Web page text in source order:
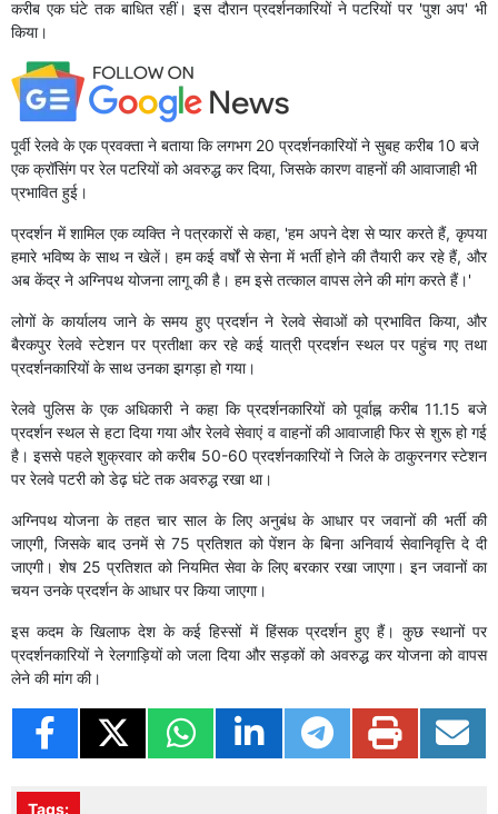
करीब एक घंटे तक बाधित रहीं। इस दौरान प्रदर्शनकारियों ने पटरियों पर 'पुश अप' भी
किया।
पूर्वी रेलवे के एक प्रवक्ता ने बताया कि लगभग 20 प्रदर्शनकारियों ने सुबह करीब 10 बजे
एक क्रॉसिंग पर रेल पटरियों को अवरुद्ध कर दिया, जिसके कारण वाहनों की आवाजाही भी
प्रभावित हुई।
प्रदर्शन में शामिल एक व्यक्ति ने पत्रकारों से कहा, 'हम अपने देश से प्यार करते हैं, कृपया
हमारे भविष्य के साथ न खेलें। हम कई वर्षों से सेना में भर्ती होने की तैयारी कर रहे हैं, और
अब केंद्र ने अग्निपथ योजना लागू की है। हम इसे तत्काल वापस लेने की मांग करते हैं।'
लोगों के कार्यालय जाने के समय हुए प्रदर्शन ने रेलवे सेवाओं को प्रभावित किया, और
बैरकपुर रेलवे स्टेशन पर प्रतीक्षा कर रहे कई यात्री प्रदर्शन स्थल पर पहुंच गए तथा
प्रदर्शनकारियों के साथ उनका झगड़ा हो गया।
रेलवे पुलिस के एक अधिकारी ने कहा कि प्रदर्शनकारियों को पूर्वाह्न करीब 11.15 बजे
प्रदर्शन स्थल से हटा दिया गया और रेलवे सेवाएं व वाहनों की आवाजाही फिर से शुरू हो गई
है। इससे पहले शुक्रवार को करीब 50-60 प्रदर्शनकारियों ने जिले के ठाकुरनगर स्टेशन
पर रेलवे पटरी को डेढ़ घंटे तक अवरुद्ध रखा था।
अग्निपथ योजना के तहत चार साल के लिए अनुबंध के आधार पर जवानों की भर्ती की
जाएगी, जिसके बाद उनमें से 75 प्रतिशत को पेंशन के बिना अनिवार्य सेवानिवृत्ति दे दी
जाएगी। शेष 25 प्रतिशत को नियमित सेवा के लिए बरकार रखा जाएगा। इन जवानों का
चयन उनके प्रदर्शन के आधार पर किया जाएगा।
इस कदम के खिलाफ देश के कई हिस्सों में हिंसक प्रदर्शन हुए हैं। कुछ स्थानों पर
प्रदर्शनकारियों ने रेलगाड़ियों को जला दिया और सड़कों को अवरुद्ध कर योजना को वापस
लेने की मांग की।
Tags: